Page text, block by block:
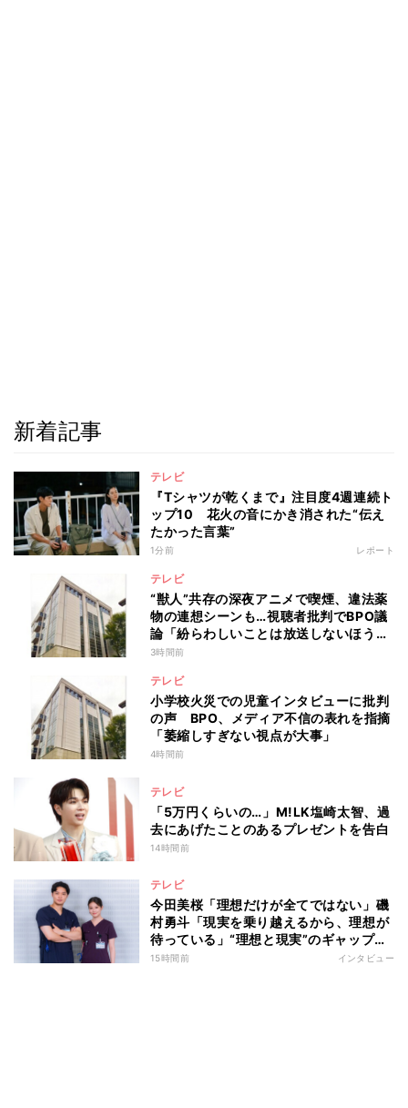
新着記事
テレビ
『Tシャツが乾くまで』注目度4週連続ト
ップ10 花火の音にかき消された“伝え
たかった言葉”
1分前 レポート
テレビ
“獣人”共存の深夜アニメで喫煙、違法薬
物の連想シーンも…視聴者批判でBPO議
論「紛らわしいことは放送しないほう
が」
3時間前
テレビ
小学校火災での児童インタビューに批判
の声 BPO、メディア不信の表れを指摘
「萎縮しすぎない視点が大事」
4時間前
テレビ
「5万円くらいの…」M!LK塩崎太智、過
去にあげたことのあるプレゼントを告白
14時間前
テレビ
今田美桜「理想だけが全てではない」磯
村勇斗「現実を乗り越えるから、理想が
待っている」“理想と現実”のギャップに
悩む人へ 第一線で活躍する俳優2人の
15時間前 インタビュー